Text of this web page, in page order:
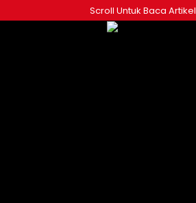
ke
Scroll Untuk Baca Artikel